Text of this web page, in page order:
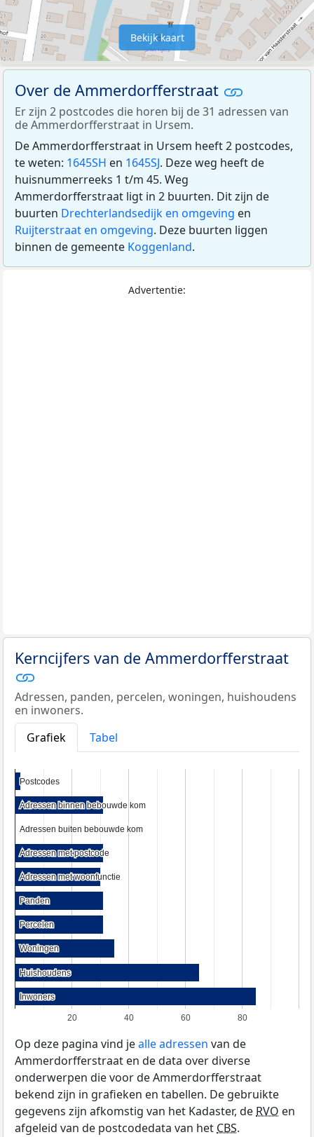
Bekijk kaart
Over de Ammerdorfferstraat
Er zijn 2 postcodes die horen bij de 31 adressen van
de Ammerdorfferstraat in Ursem.
De Ammerdorfferstraat in Ursem heeft 2 postcodes,
te weten: 1645SH en 1645SJ. Deze weg heeft de
huisnummerreeks 1 t/m 45. Weg
Ammerdorfferstraat ligt in 2 buurten. Dit zijn de
buurten Drechterlandsedijk en omgeving en
Ruijterstraat en omgeving. Deze buurten liggen
binnen de gemeente Koggenland.
Advertentie:
Kerncijfers van de Ammerdorfferstraat
Adressen, panden, percelen, woningen, huishoudens
en inwoners.
Grafiek
Tabel
20 40 60 80
Postcodes
Postcodes
Adressen binnen bebouwde kom
Adressen binnen bebouwde kom
Adressen buiten bebouwde kom
Adressen buiten bebouwde kom
Adressen met postcode
Adressen met postcode
Adressen met woonfunctie
Adressen met woonfunctie
Panden
Panden
Percelen
Percelen
Woningen
Woningen
Huishoudens
Huishoudens
Inwoners
Inwoners
Op deze pagina vind jealle adressen van de
Ammerdorfferstraat en de data over diverse
onderwerpen die voor de Ammerdorfferstraat
bekend zijn in grafieken en tabellen. De gebruikte
gegevens zijn afkomstig van het Kadaster, deRVO en
afgeleid van de postcodedata van hetCBS.